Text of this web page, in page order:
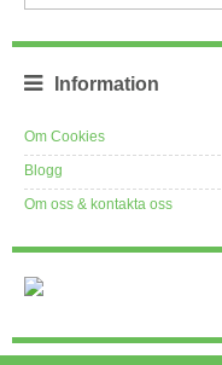
Information
Om Cookies
Blogg
Om oss & kontakta oss